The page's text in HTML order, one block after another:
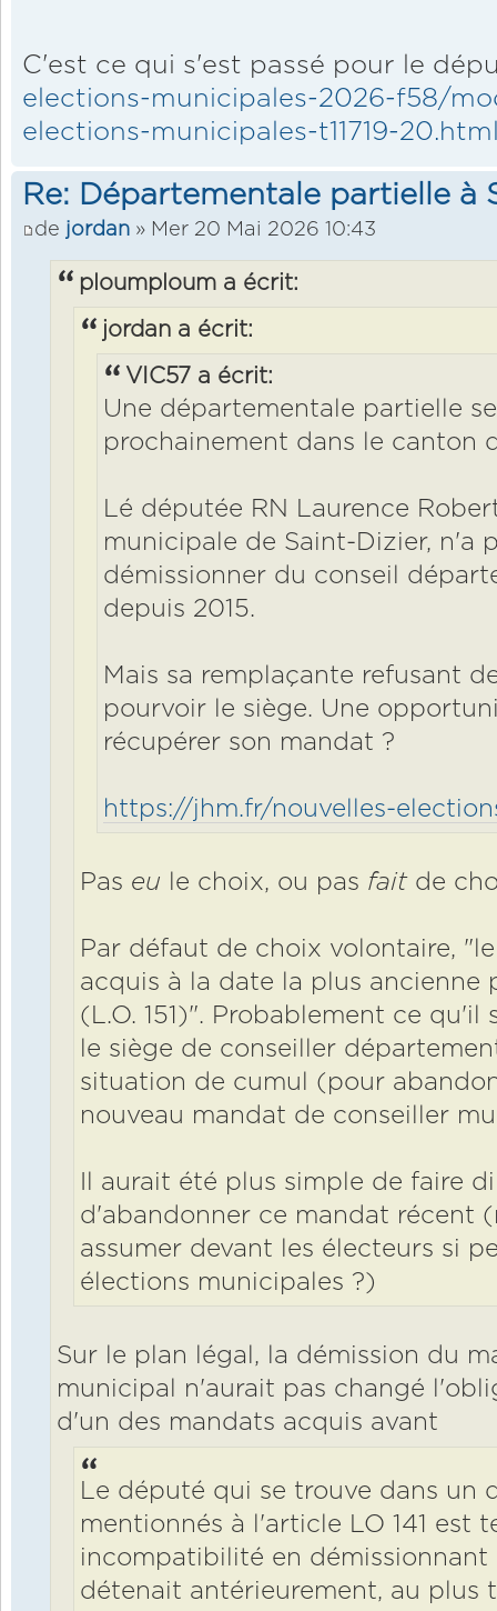
C'est ce qui s'est passé pour le
elections-municipales-2026-f58/
elections-municipales-t11719-
Re: Départementale partielle à
de jordan » Mer 20 Mai 2026 10:43
ploumploum a écrit:
jordan a écrit:
VIC57 a écrit:
Une départementale partielle
prochainement dans le canton
Lé députée RN Laurence
municipale de Saint-Dizier, n'a
démissionner du conseil
depuis 2015.
Mais sa remplaçante refusant
pourvoir le siège. Une
récupérer son mandat ?
https://jhm.fr/nouvelles-
Pas eu le choix, ou pas faitde
Par défaut de choix volontaire,
acquis à la date la plus
(L.O. 151)". Probablement ce qu'il
le siège de conseiller
situation de cumul (pour
nouveau mandat de conseiller
Il aurait été plus simple de faire
d'abandonner ce mandat récent
assumer devant les électeurs si
élections municipales ?)
Sur le plan légal, la démission du
municipal n'aurait pas changé
d'un des mandats acquis avant
Le député qui se trouve dans un
mentionnés à l'article LO 141 est
incompatibilité en
détenait antérieurement, au plus